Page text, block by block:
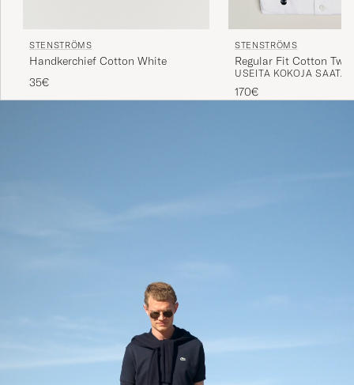
STENSTRÖMS
Handkerchief Cotton White
35€
STENSTRÖMS
Regular Fit Cotton
Cuff Shirt White
USEITA KOKOJA
170€